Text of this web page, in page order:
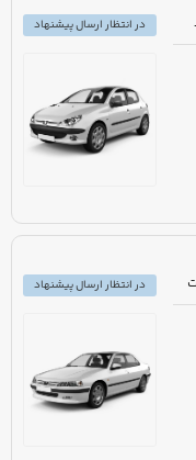
در انتظار ارسال پیشنهاد
در انتظار ارسال پیشنهاد